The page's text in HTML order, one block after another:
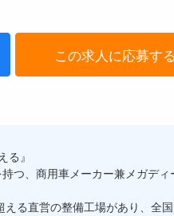
この求人に応募する
る』
つ、商用車メーカー兼メガディ
える直営の整備工場があり、全